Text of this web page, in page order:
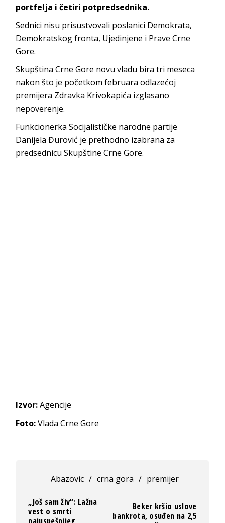
portfelja i četiri potpredsednika.
Sednici nisu prisustvovali poslanici Demokrata,
Demokratskog fronta, Ujedinjene i Prave Crne
Gore.
Skupština Crne Gore novu vladu bira tri meseca
nakon što je početkom februara odlazećoj
premijera Zdravka Krivokapića izglasano
nepoverenje.
Funkcionerka Socijalističke narodne partije
Danijela Đurović je prethodno izabrana za
predsednicu Skupštine Crne Gore.
Izvor:Agencije
Foto:Vlada Crne Gore
Abazovic / crna gora / premijer
„Još sam živ“: Lažna
vest o smrti
Beker kršio uslove
bankrota, osuđen na 2,5